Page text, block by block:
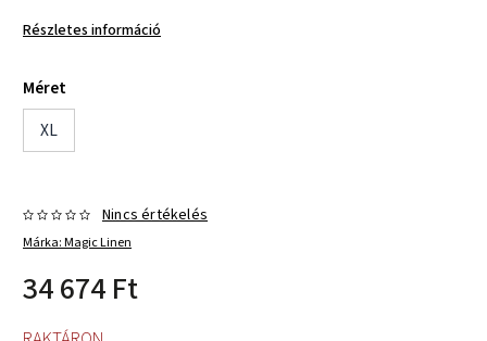
Részletes információ
Méret
XL
Márka:Magic Linen
Nincs értékelés
34 674 Ft